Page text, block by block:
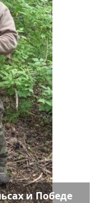
и Победе